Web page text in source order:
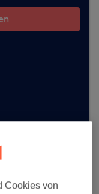
Cookies von